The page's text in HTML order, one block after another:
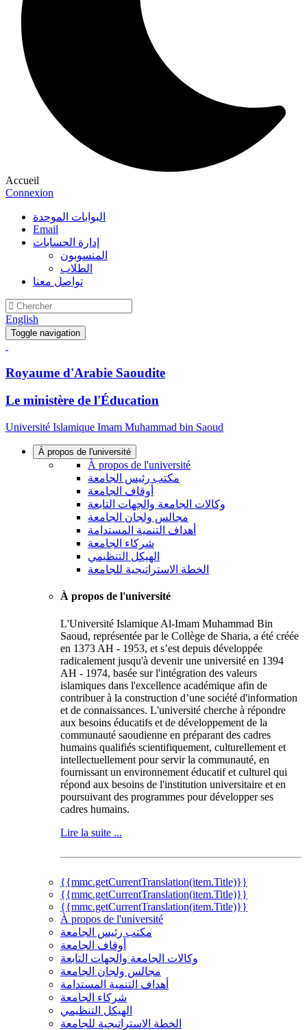
Accueil
Connexion
البوابات الموحدة
Email
إدارة الحسابات
المنسوبون
الطلاب
تواصل معنا
English
Toggle navigation
Royaume d'Arabie Saoudite
Le ministère de l'Éducation
Université Islamique Imam Muhammad bin Saoud
À propos de l'université
À propos de l'université
مكتب رئيس الجامعة
أوقاف الجامعة
وكالات الجامعة والجهات التابعة
مجالس ولجان الجامعة
أهداف التنمية المستدامة
شركاء الجامعة
الهيكل التنظيمي
الخطة الاستراتيجية للجامعة
À propos de l'université
L'Université Islamique Al-Imam Muhammad Bin
Saoud, représentée par le Collège de Sharia, a été créée
en 1373 AH - 1953, et s’est depuis développée
radicalement jusqu'à devenir une université en 1394
AH - 1974, basée sur l'intégration des valeurs
islamiques dans l'excellence académique afin de
contribuer à la construction d’une société d'information
et de connaissances. L'université cherche à répondre
aux besoins éducatifs et de développement de la
communauté saoudienne en préparant des cadres
humains qualifiés scientifiquement, culturellement et
intellectuellement pour servir la communauté, en
fournissant un environnement éducatif et culturel qui
répond aux besoins de l'institution universitaire et en
poursuivant des programmes pour développer ses
cadres humains.
Lire la suite ...
{{mmc.getCurrentTranslation(item.Title)}}
{{mmc.getCurrentTranslation(item.Title)}}
{{mmc.getCurrentTranslation(item.Title)}}
À propos de l'université
مكتب رئيس الجامعة
أوقاف الجامعة
وكالات الجامعة والجهات التابعة
مجالس ولجان الجامعة
أهداف التنمية المستدامة
شركاء الجامعة
الهيكل التنظيمي
الخطة الاستراتيجية للجامعة